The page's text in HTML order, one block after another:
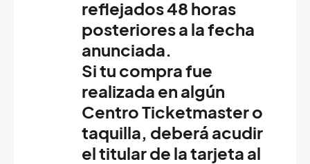
reflejados 48 horas
posteriores a la fecha
anunciada.
Si tu compra fue
realizada en algún
Centro Ticketmaster o
taquilla, deberá acudir
el titular de la tarjeta al